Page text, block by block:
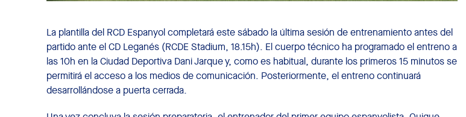
La plantilla del RCD Espanyol completará este sábado la última sesión de entrenamiento antes del
partido ante el CD Leganés (RCDE Stadium, 18.15h). El cuerpo técnico ha programado el entreno a
las 10h en la Ciudad Deportiva Dani Jarque y, como es habitual, durante los primeros 15 minutos se
permitirá el acceso a los medios de comunicación. Posteriormente, el entreno continuará
desarrollándose a puerta cerrada.